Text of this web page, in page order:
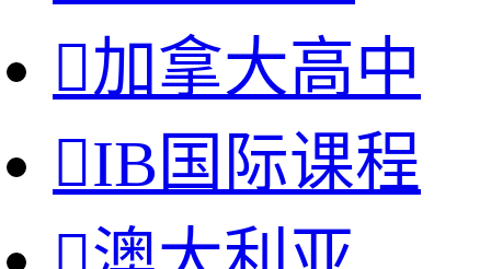
加拿大高中
IB国际课程